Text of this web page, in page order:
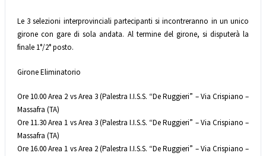
Le 3 selezioni interprovinciali partecipanti si incontreranno in un unico
girone con gare di sola andata. Al termine del girone, si disputerà la
finale 1°/2° posto.
Girone Eliminatorio
Ore 10.00 Area 2 vs Area 3 (Palestra I.I.S.S. “De Ruggieri” – Via Crispiano –
Massafra (TA)
Ore 11.30 Area 1 vs Area 3 (Palestra I.I.S.S. “De Ruggieri” – Via Crispiano –
Massafra (TA)
Ore 16.00 Area 1 vs Area 2 (Palestra I.I.S.S. “De Ruggieri” – Via Crispiano –